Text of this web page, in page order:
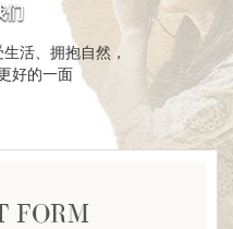
们
活、拥抱自然，
好的一面
FORM